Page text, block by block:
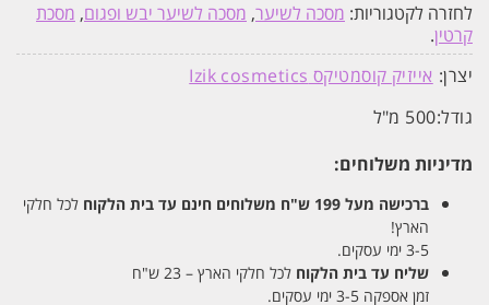
לחזרה לקטגוריות: מסכה לשיער, מסכה לשיער יבש ופגום, מסכת
קרטין.
יצרן: אייזיק קוסמטיקס Izik cosmetics
גודל:500 מ"ל
מדיניות משלוחים:
ברכישה מעל 199 ש"ח משלוחים חינם עד בית הלקוח לכל חלקי
הארץ!
3-5 ימי עסקים.
שליח עד בית הלקוח לכל חלקי הארץ – 23 ש"ח
זמן אספקה 3-5 ימי עסקים.